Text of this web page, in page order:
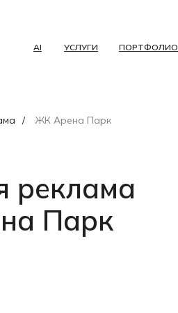
УСЛУГИ ПОРТФОЛИО
AI
/ ЖК Арена Парк
реклама
Парк